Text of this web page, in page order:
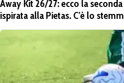
Away Kit 26/27: ecco la
ispirata alla Pietas. C'è lo